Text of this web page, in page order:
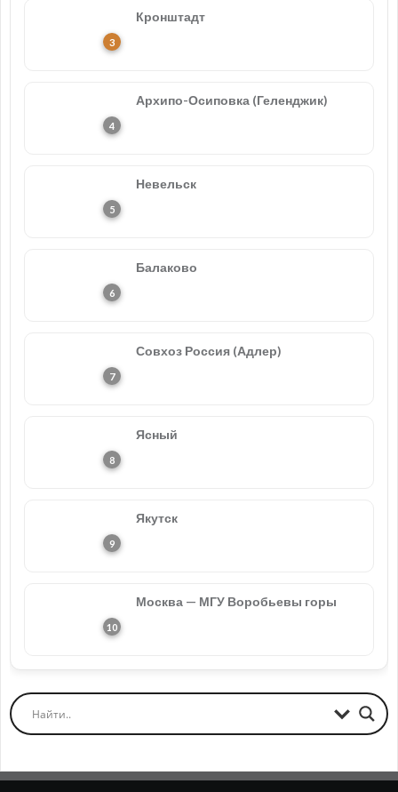
Кронштадт
Архипо-Осиповка (Геленджик)
Невельск
Балаково
Совхоз Россия (Адлер)
Ясный
Якутск
Москва — МГУ Воробьевы горы